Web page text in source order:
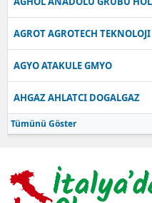
AGROT AGROTECH TEKNOLOJI
AGYO ATAKULE GMYO
AHGAZ AHLATCI DOGALGAZ
Tümünü Göster